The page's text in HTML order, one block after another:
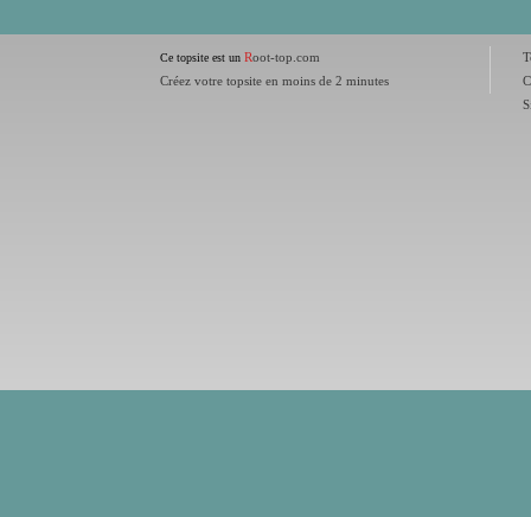
Ce topsite est un Root-top.com
Créez votre topsite en moins de 2 minutes